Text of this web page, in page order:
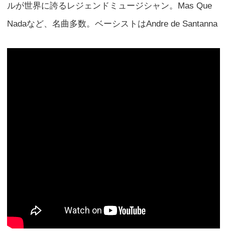
ルが世界に誇るレジェンドミュージシャン。Mas Que
Nadaなど、名曲多数。ベーシストはAndre de Santanna